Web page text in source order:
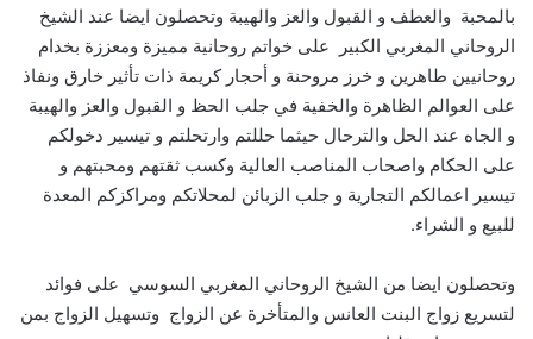
بالمحبة والعطف و القبول والعز والهيبة وتحصلون ايضا عند الشيخ
الروحاني المغربي الكبير على خواتم روحانية مميزة ومعززة بخدام
روحانيين طاهرين و خرز مروحنة و أحجار كريمة ذات تأثير خارق ونفاذ
على العوالم الظاهرة والخفية في جلب الحظ و القبول والعز والهيبة
و الجاه عند الحل والترحال حيثما حللتم وارتحلتم و تيسير دخولكم
على الحكام واصحاب المناصب العالية وكسب ثقتهم ومحبتهم و
تيسير اعمالكم التجارية و جلب الزبائن لمحلاتكم ومراكزكم المعدة
للبيع و الشراء.
وتحصلون ايضا من الشيخ الروحاني المغربي السوسي على فوائد
لتسريع زواج البنت العانس والمتأخرة عن الزواج وتسهيل الزواج بمن